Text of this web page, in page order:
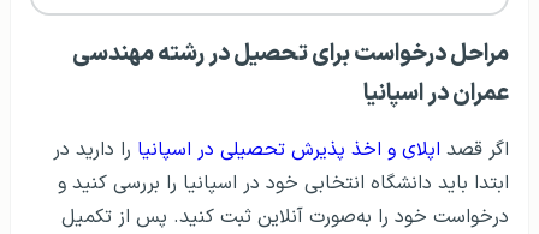
مراحل درخواست برای تحصیل در رشته مهندسی
عمران در اسپانیا
اگر قصد اپلای و اخذ پذیرش تحصیلی در اسپانیا را دارید در
ابتدا باید دانشگاه انتخابی خود در اسپانیا را بررسی کنید و
درخواست خود را به‌صورت آنلاین ثبت کنید. پس از تکمیل